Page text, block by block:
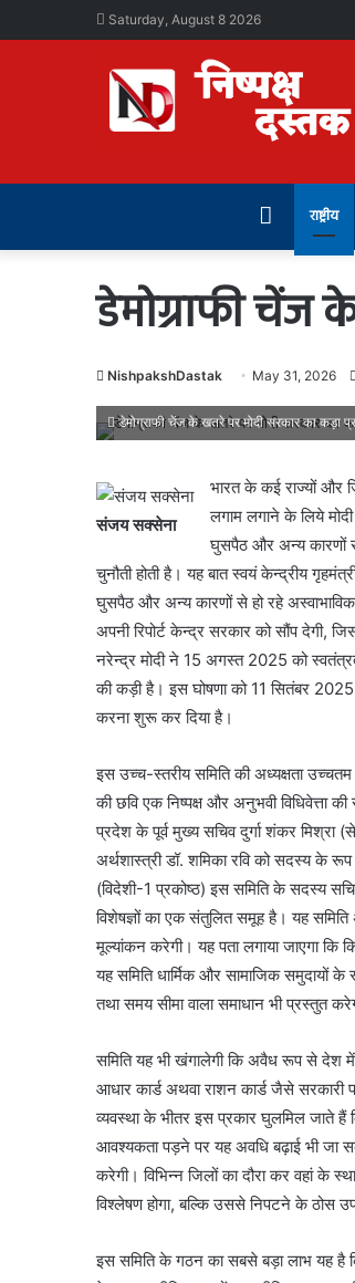
Saturday, August 8 2026
राष्ट्रीय
डेमोग्राफी चेंज
NishpakshDastak May 31, 2026
डेमोग्राफी चेंज के खतरे पर मोदी सरकार का कड़ा
संजय सक्सेना
भारत के कई राज्यों और
लगाम लगाने के लिये
घुसपैठ और अन्य कारणों से
चुनौती होती है। यह बात स्वयं केन्द्रीय
घुसपैठ और अन्य कारणों से हो रहे
अपनी रिपोर्ट केन्द्र सरकार को सौंप
नरेन्द्र मोदी ने 15 अगस्त 2025 को
की कड़ी है। इस घोषणा को 11 सितंबर
करना शुरू कर दिया है।
इस उच्च-स्तरीय समिति की अध्यक्षता उच्चतम
की छवि एक निष्पक्ष और अनुभवी विधिवेत्ता
प्रदेश के पूर्व मुख्य सचिव दुर्गा शंकर मिश्रा
अर्थशास्त्री डॉ. शमिका रवि को सदस्य के
(विदेशी-1 प्रकोष्ठ) इस समिति के सदस्य
विशेषज्ञों का एक संतुलित समूह है। यह
मूल्यांकन करेगी। यह पता लगाया जाएगा कि
यह समिति धार्मिक और सामाजिक समुदायों
तथा समय सीमा वाला समाधान भी प्रस्तुत
समिति यह भी खंगालेगी कि अवैध रूप से देश
आधार कार्ड अथवा राशन कार्ड जैसे
व्यवस्था के भीतर इस प्रकार घुलमिल जाते हैं
आवश्यकता पड़ने पर यह अवधि बढ़ाई भी जा
करेगी। विभिन्न जिलों का दौरा कर वहां के
विश्लेषण होगा, बल्कि उससे निपटने के ठोस
इस समिति के गठन का सबसे बड़ा लाभ यह है